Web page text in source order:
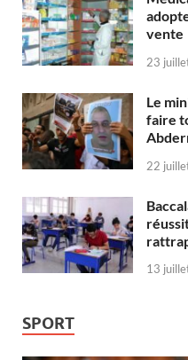
vente
23
Le
faire
22
13
SPORT